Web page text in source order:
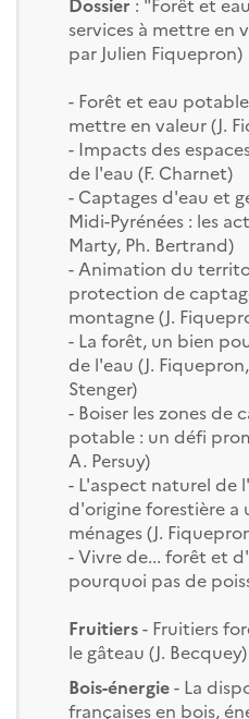
Dossier : "Forêt et
services à mettre en
par Julien Fiquepron)
- Forêt et eau
mettre en valeur (J.
- Impacts des
de l'eau (F. Charnet)
- Captages d'eau et
Midi-Pyrénées : les
Marty, Ph. Bertrand)
- Animation du
protection de
montagne (J.
- La forêt, un bien
de l'eau (J.
Stenger)
- Boiser les zones de
potable : un défi
A. Persuy)
- L'aspect naturel de
d'origine forestière a
ménages (J.
- Vivre de... forêt et
pourquoi pas de
Fruitiers- Fruitiers
le gâteau (J. Becquey)
Bois-énergie- La
françaises en bois,